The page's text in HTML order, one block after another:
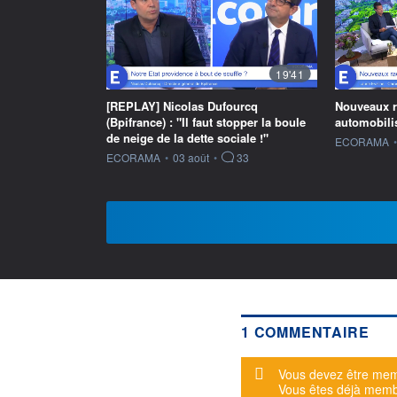
19'41
[REPLAY] Nicolas Dufourcq
(Bpifrance) : "Il faut stopper la boule
de neige de la dette sociale !"
information fournie par
ECORAMA • 03 août • 33
Nouveaux
information
ECORAMA •
1 COMMENTAIRE
Message d'alerte
Vous devez être
Vous êtes déjà